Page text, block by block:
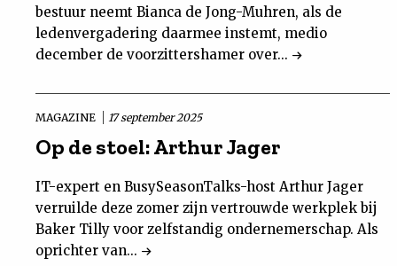
bestuur neemt Bianca de Jong-Muhren, als de
ledenvergadering daarmee instemt, medio
december de voorzittershamer over...
MAGAZINE 17 september 2025
Op de stoel: Arthur Jager
IT-expert en BusySeasonTalks-host Arthur Jager
verruilde deze zomer zijn vertrouwde werkplek bij
Baker Tilly voor zelfstandig ondernemerschap. Als
oprichter van...